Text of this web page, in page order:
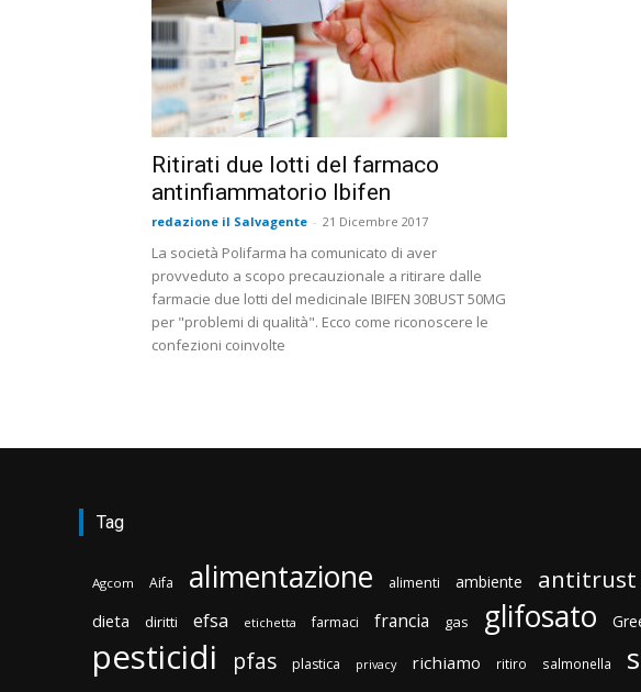
Ritirati due lotti del farmaco
antinfiammatorio Ibifen
redazione il Salvagente - 21 Dicembre 2017
La società Polifarma ha comunicato di aver
provveduto a scopo precauzionale a ritirare dalle
farmacie due lotti del medicinale IBIFEN 30BUST 50MG
per "problemi di qualità". Ecco come riconoscere le
confezioni coinvolte
Tag
Agcom Aifa alimentazione alimenti ambiente antitrust
dieta diritti efsa etichetta farmaci francia gas glifosato
pesticidi pfas plastica privacy richiamo ritiro salmonella